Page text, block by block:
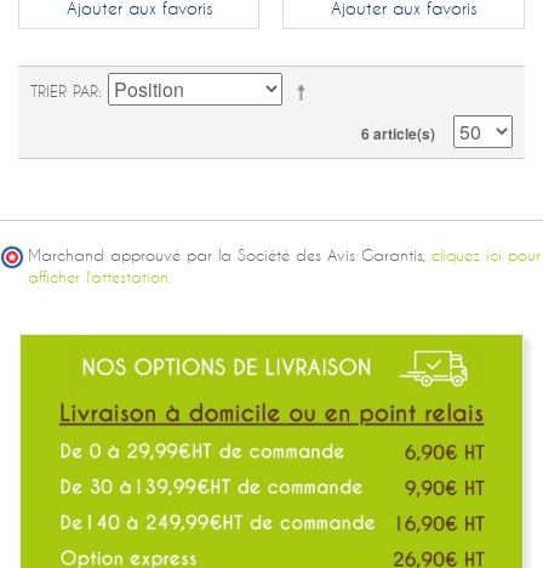
Ajouter aux favoris Ajouter aux favoris
TRIER PAR
6 article(s)
Marchand approuvé par la Société des Avis Garantis, cliquez ici pour
afficher l'attestation.